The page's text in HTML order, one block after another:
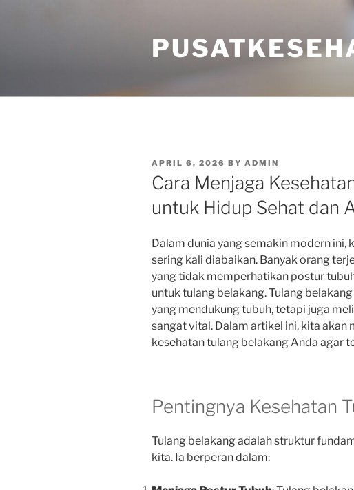
POSTED
ON
APRIL 6, 2026 BY ADMIN
Cara Menjaga
untuk Hidup Sehat dan
Dalam dunia yang semakin modern ini,
sering kali diabaikan. Banyak orang
yang tidak memperhatikan postur
untuk tulang belakang. Tulang
yang mendukung tubuh, tetapi juga
sangat vital. Dalam artikel ini, kita akan
kesehatan tulang belakang Anda agar
Pentingnya Kesehatan
Tulang belakang adalah struktur
kita. Ia berperan dalam: